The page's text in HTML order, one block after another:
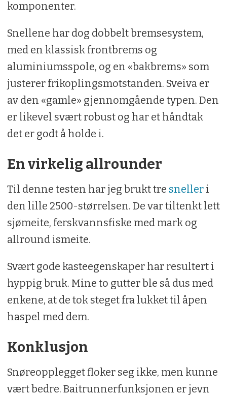
komponenter.
Snellene har dog dobbelt bremsesystem,
med en klassisk frontbrems og
aluminiumsspole, og en «bakbrems» som
justerer frikoplingsmotstanden. Sveiva er
av den «gamle» gjennomgående typen. Den
er likevel svært robust og har et håndtak
det er godt å holde i.
En virkelig allrounder
Til denne testen har jeg brukt tre snelleri
den lille 2500-størrelsen. De var tiltenkt lett
sjømeite, ferskvannsfiske med mark og
allround ismeite.
Svært gode kasteegenskaper har resultert i
hyppig bruk. Mine to gutter ble så dus med
enkene, at de tok steget fra lukket til åpen
haspel med dem.
Konklusjon
Snøreopplegget floker seg ikke, men kunne
vært bedre. Baitrunnerfunksjonen er jevn